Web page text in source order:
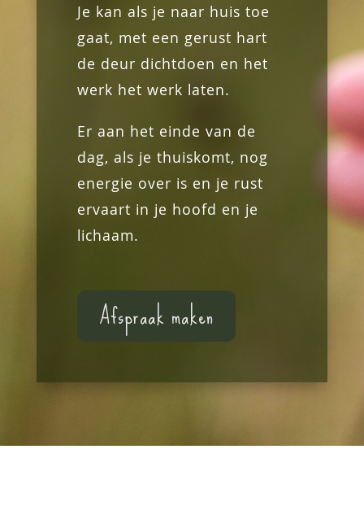
Je kan als je naar huis toe
gaat, met een gerust hart
de deur dichtdoen en het
werk het werk laten.
Er aan het einde van de
dag, als je thuiskomt, nog
energie over is en je rust
ervaart in je hoofd en je
lichaam.
Afspraak maken